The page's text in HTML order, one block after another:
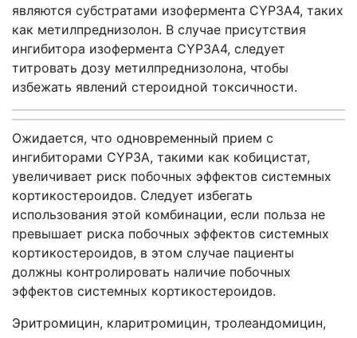
являются субстратами изофермента CYP3A4, таких
как метилпреднизолон. В случае присутствия
ингибитора изофермента CYP3A4, следует
титровать дозу метилпреднизолона, чтобы
избежать явлений стероидной токсичности.
Ожидается, что одновременный прием с
ингибиторами CYP3A, такими как кобицистат,
увеличивает риск побочных эффектов системных
кортикостероидов. Следует избегать
использования этой комбинации, если польза не
превышает риска побочных эффектов системных
кортикостероидов, в этом случае пациенты
должны контролировать наличие побочных
эффектов системных кортикостероидов.
Эритромицин, кларитромицин, тролеандомицин,